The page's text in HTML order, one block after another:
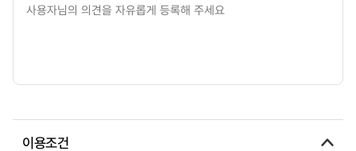
이용조건